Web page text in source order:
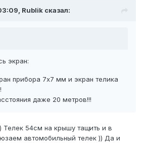
Rublik сказал:
экран:
прибора 7х7 мм и экран телика
даже 20 метров!!!
Телек 54см на крышу тащить и в
автомобильный телек )) Да и